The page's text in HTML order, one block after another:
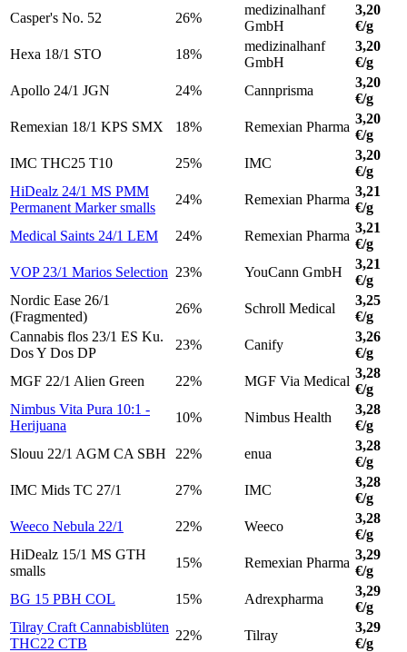
Casper's No. 52
26%
medizinalhanf
GmbH
3,20
€/g
Hexa 18/1 STO
18%
medizinalhanf
GmbH
3,20
€/g
Apollo 24/1 JGN
24% Cannprisma
3,20
€/g
Remexian 18/1 KPS SMX
18% Remexian Pharma
3,20
€/g
IMC THC25 T10
25% IMC
3,20
€/g
HiDealz 24/1 MS PMM
Permanent Marker smalls
24% Remexian Pharma
3,21
€/g
Medical Saints 24/1 LEM
24% Remexian Pharma
3,21
€/g
VOP 23/1 Marios Selection 23% YouCann GmbH
3,21
€/g
Nordic Ease 26/1
(Fragmented)
26% Schroll Medical
3,25
€/g
Cannabis flos 23/1 ES Ku.
Dos Y Dos DP
23% Canify
3,26
€/g
MGF 22/1 Alien Green
22% MGF Via Medical
3,28
€/g
Nimbus Vita Pura 10:1 -
Herijuana
10% Nimbus Health
3,28
€/g
Slouu 22/1 AGM CA SBH
22% enua
3,28
€/g
IMC Mids TC 27/1
27% IMC
3,28
€/g
Weeco Nebula 22/1
22% Weeco
3,28
€/g
HiDealz 15/1 MS GTH
smalls
15% Remexian Pharma
3,29
€/g
BG 15 PBH COL
15% Adrexpharma
3,29
€/g
Tilray Craft Cannabisblüten
THC22 CTB
22% Tilray
3,29
€/g